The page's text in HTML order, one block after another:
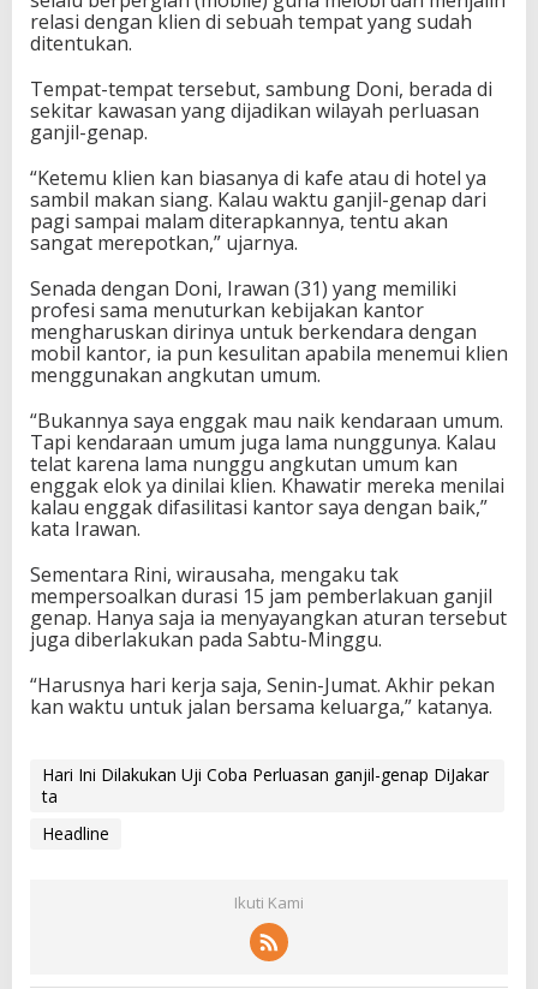
relasi dengan klien di sebuah tempat yang sudah
ditentukan.
Tempat-tempat tersebut, sambung Doni, berada di
sekitar kawasan yang dijadikan wilayah perluasan
ganjil-genap.
“Ketemu klien kan biasanya di kafe atau di hotel ya
sambil makan siang. Kalau waktu ganjil-genap dari
pagi sampai malam diterapkannya, tentu akan
sangat merepotkan,” ujarnya.
Senada dengan Doni, Irawan (31) yang memiliki
profesi sama menuturkan kebijakan kantor
mengharuskan dirinya untuk berkendara dengan
mobil kantor, ia pun kesulitan apabila menemui klien
menggunakan angkutan umum.
“Bukannya saya enggak mau naik kendaraan umum.
Tapi kendaraan umum juga lama nunggunya. Kalau
telat karena lama nunggu angkutan umum kan
enggak elok ya dinilai klien. Khawatir mereka menilai
kalau enggak difasilitasi kantor saya dengan baik,”
kata Irawan.
Sementara Rini, wirausaha, mengaku tak
mempersoalkan durasi 15 jam pemberlakuan ganjil
genap. Hanya saja ia menyayangkan aturan tersebut
juga diberlakukan pada Sabtu-Minggu.
“Harusnya hari kerja saja, Senin-Jumat. Akhir pekan
kan waktu untuk jalan bersama keluarga,” katanya.
Hari Ini Dilakukan Uji Coba Perluasan ganjil-genap DiJakar
ta
Headline
Ikuti Kami